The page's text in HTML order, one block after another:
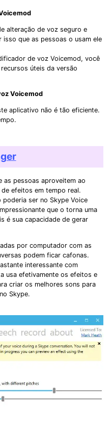
alteração de voz seguro e
que as pessoas o usam ele
de voz Voicemod, você
úteis da versão
Voicemod
aplicativo não é tão eficiente.
as pessoas aproveitem ao
efeitos em tempo real.
ser no Skype Voice
que o torna uma
é sua capacidade de gerar
por computador com as
podem ficar cafonas.
interessante com
usa efetivamente os efeitos e
criar os melhores sons para
Skype.